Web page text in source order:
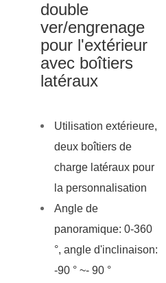
double
ver/engrenage
pour l'extérieur
avec boîtiers
latéraux
Utilisation extérieure,
deux boîtiers de
charge latéraux pour
la personnalisation
Angle de
panoramique: 0-360
°, angle d'inclinaison:
-90 ° ~- 90 °